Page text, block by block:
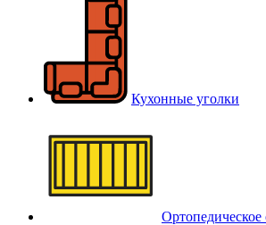
Кухонные уголки
Ортопедическое